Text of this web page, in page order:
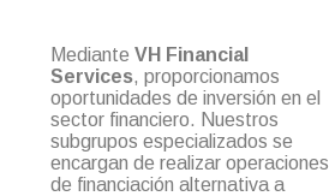
Mediante VH Financial
Services, proporcionamos
oportunidades de inversión en el
sector financiero. Nuestros
subgrupos especializados se
encargan de realizar operaciones
de financiación alternativa a